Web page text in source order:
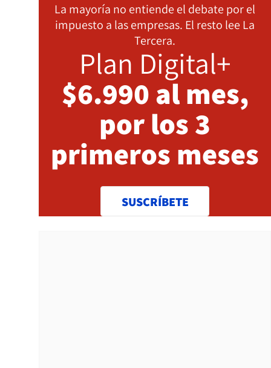
La mayoría no entiende el debate por el
impuesto a las empresas. El resto lee La
Tercera.
Plan Digital+
$6.990 al mes,
por los 3
primeros meses
SUSCRÍBETE